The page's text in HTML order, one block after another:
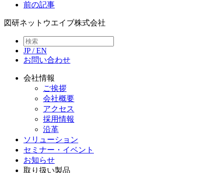
前の記事
図研ネットウエイブ株式会社
JP/EN
お問い合わせ
会社情報
ご挨拶
会社概要
アクセス
採用情報
沿革
ソリューション
セミナー・イベント
お知らせ
取り扱い製品